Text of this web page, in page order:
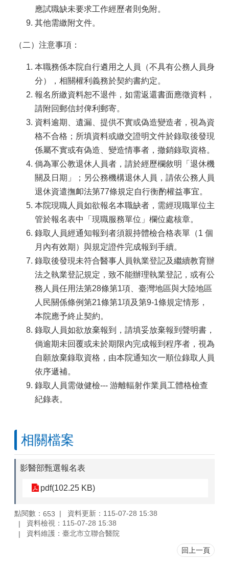
應試職缺未要求工作經歷者則免附。
其他需繳附文件。
（二）注意事項：
本職務係本院自行遴用之人員（不具有公務人員身
分），相關權利義務於契約書約定。
報名所繳資料恕不退件，如需返還書面應徵資料，
請附回郵信封俾利郵寄。
資料逾期、遺漏、提供不實或偽造變造者，視為資
格不合格；所填資料或繳交證明文件於錄取後發現
係屬不實或有偽造、變造情事者，撤銷錄取資格。
倘為軍公教退休人員者，請於經歷欄敘明「退休機
關及日期」；另公務機構退休人員，請依公務人員
退休資遣撫卹法第77條規定自行衡酌權益事宜。
本院現職人員如欲報名本職缺者，需經現職單位主
管於報名表中「現職服務單位」欄位處核章。
錄取人員經通知報到者須親持體檢合格表單（1 個
月內有效期）與規定證件完成報到手續。
錄取後發現未符合醫事人員執業登記及繼續教育辦
法之執業登記規定，致不能辦理執業登記，或有公
務人員任用法第28條第1項、臺灣地區與大陸地區
人民關係條例第21條第1項及第9-1條規定情形，
本院應予終止契約。
錄取人員如欲放棄報到，請填妥放棄報到聲明書，
倘逾期未回覆或未於期限內完成報到程序者，視為
自願放棄錄取資格，由本院通知次一順位錄取人員
依序遞補。
錄取人員需做健檢--- 游離輻射作業員工體格檢查
紀錄表。
相關檔案
影醫部甄選報名表
pdf(102.25 KB)
點閱數： 653
資料更新：115-07-28 15:38
資料檢視：115-07-28 15:38
資料維護：臺北市立聯合醫院
回上一頁